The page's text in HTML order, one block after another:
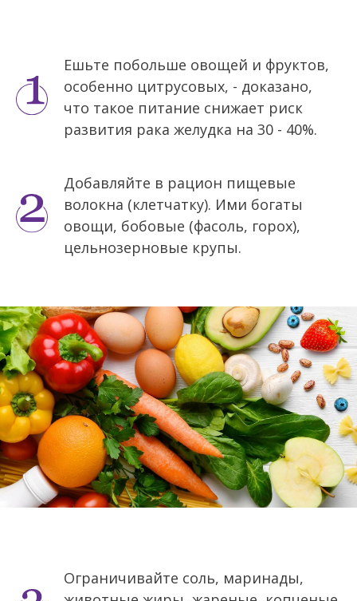
Ешьте побольше овощей и фруктов,
особенно цитрусовых, - доказано,
что такое питание снижает риск
развития рака желудка на 30 - 40%.
Добавляйте в рацион пищевые
волокна (клетчатку). Ими богаты
овощи, бобовые (фасоль, горох),
цельнозерновые крупы.
Ограничивайте соль, маринады,